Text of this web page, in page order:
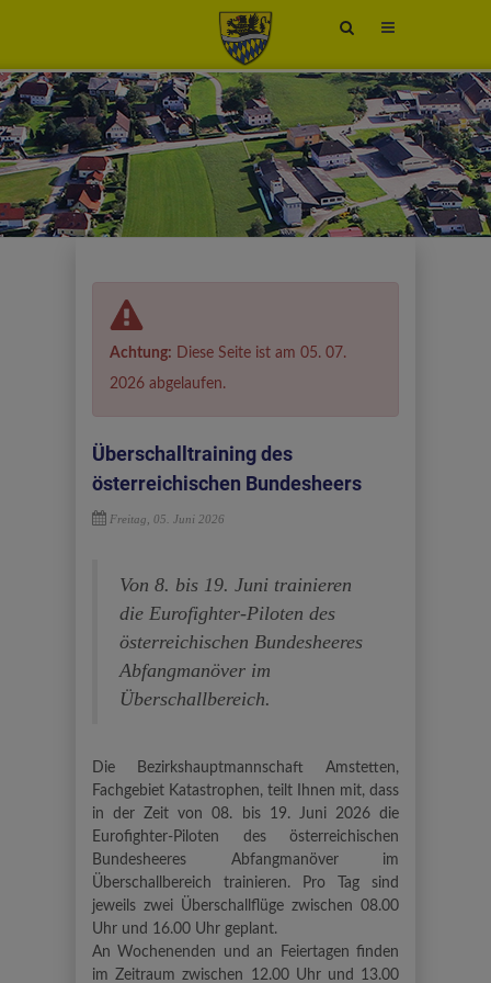
Site
toggle
Achtung: Diese Seite ist am 05. 07.
2026 abgelaufen.
Überschalltraining des
österreichischen Bundesheers
Freitag, 05. Juni 2026
Von 8. bis 19. Juni trainieren
die Eurofighter-Piloten des
österreichischen Bundesheeres
Abfangmanöver im
Überschallbereich.
Die Bezirkshauptmannschaft Amstetten,
Fachgebiet Katastrophen, teilt Ihnen mit, dass
in der Zeit von 08. bis 19. Juni 2026 die
Eurofighter-Piloten des österreichischen
Bundesheeres Abfangmanöver im
Überschallbereich trainieren. Pro Tag sind
jeweils zwei Überschallflüge zwischen 08.00
Uhr und 16.00 Uhr geplant.
An Wochenenden und an Feiertagen finden
im Zeitraum zwischen 12.00 Uhr und 13.00